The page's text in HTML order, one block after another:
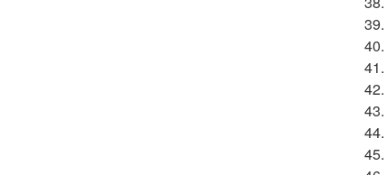
39.
40.
41.
42.
43.
44.
45.